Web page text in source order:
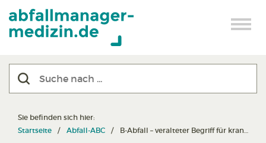
Sie befinden sich hier:
Startseite
Abfall-ABC B-Abfall – veralteter Begriff für krankenhausspezifischen Abfall